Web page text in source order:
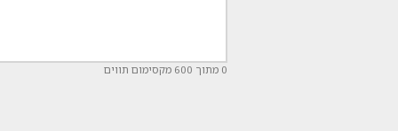
0 מתוך 600 מקסימום תווים